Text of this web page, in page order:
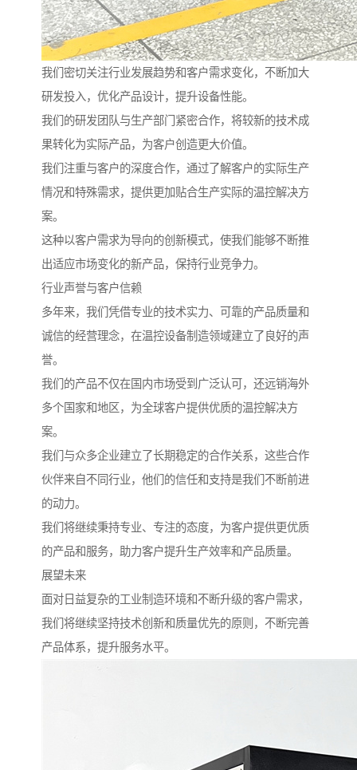
我们密切关注行业发展趋势和客户需求变化，不断加大
研发投入，优化产品设计，提升设备性能。
我们的研发团队与生产部门紧密合作，将较新的技术成
果转化为实际产品，为客户创造更大价值。
我们注重与客户的深度合作，通过了解客户的实际生产
情况和特殊需求，提供更加贴合生产实际的温控解决方
案。
这种以客户需求为导向的创新模式，使我们能够不断推
出适应市场变化的新产品，保持行业竞争力。
行业声誉与客户信赖
多年来，我们凭借专业的技术实力、可靠的产品质量和
诚信的经营理念，在温控设备制造领域建立了良好的声
誉。
我们的产品不仅在国内市场受到广泛认可，还远销海外
多个国家和地区，为全球客户提供优质的温控解决方
案。
我们与众多企业建立了长期稳定的合作关系，这些合作
伙伴来自不同行业，他们的信任和支持是我们不断前进
的动力。
我们将继续秉持专业、专注的态度，为客户提供更优质
的产品和服务，助力客户提升生产效率和产品质量。
展望未来
面对日益复杂的工业制造环境和不断升级的客户需求，
我们将继续坚持技术创新和质量优先的原则，不断完善
产品体系，提升服务水平。